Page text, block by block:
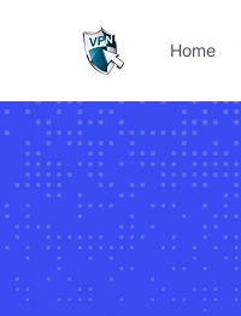
Home